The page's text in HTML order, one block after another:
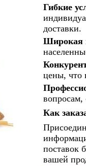
Гибкие
доставки.
Широкая
цены, что
вопросам,
Как
поставок
вашей